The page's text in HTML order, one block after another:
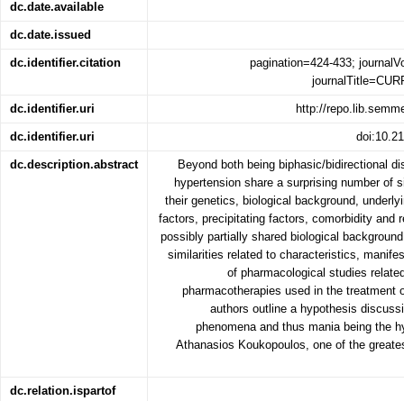
dc.date.available
dc.date.issued
dc.identifier.citation
pagination=424-433;
dc.identifier.uri http://
dc.identifier.uri
dc.description.abstract
Beyond both being biphasic/bidirectional
hypertension share a surprising number of
their genetics, biological background,
factors, precipitating factors, comorbidity and
possibly partially shared biological
similarities related to characteristics,
of pharmacological studies
pharmacotherapies used in the
authors outline a hypothesis
phenomena and thus mania being the
Athanasios Koukopoulos, one of the
dc.relation.ispartof